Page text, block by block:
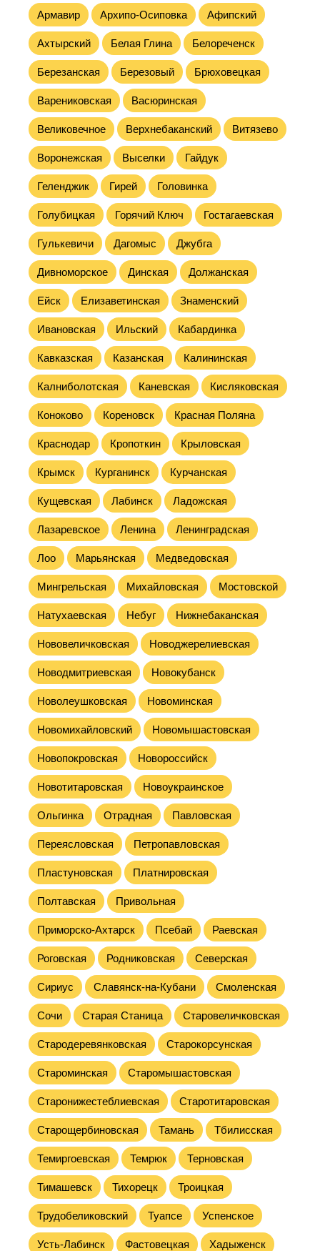
Армавир Архипо-Осиповка Афипский
Ахтырский Белая Глина Белореченск
Березанская Березовый Брюховецкая
Варениковская Васюринская
Великовечное Верхнебаканский Витязево
Воронежская Выселки Гайдук
Геленджик Гирей Головинка
Голубицкая Горячий Ключ Гостагаевская
Гулькевичи Дагомыс Джубга
Дивноморское Динская Должанская
Ейск Елизаветинская Знаменский
Ивановская Ильский Кабардинка
Кавказская Казанская Калининская
Калниболотская Каневская Кисляковская
Коноково Кореновск Красная Поляна
Краснодар Кропоткин Крыловская
Крымск Курганинск Курчанская
Кущевская Лабинск Ладожская
Лазаревское Ленина Ленинградская
Лоо Марьянская Медведовская
Мингрельская Михайловская Мостовской
Натухаевская Небуг Нижнебаканская
Нововеличковская Новоджерелиевская
Новодмитриевская Новокубанск
Новолеушковская Новоминская
Новомихайловский Новомышастовская
Новопокровская Новороссийск
Новотитаровская Новоукраинское
Ольгинка Отрадная Павловская
Переясловская Петропавловская
Пластуновская Платнировская
Полтавская Привольная
Приморско-Ахтарск Псебай Раевская
Роговская Родниковская Северская
Сириус Славянск-на-Кубани Смоленская
Сочи Старая Станица Старовеличковская
Стародеревянковская Старокорсунская
Староминская Старомышастовская
Старонижестеблиевская Старотитаровская
Старощербиновская Тамань Тбилисская
Темиргоевская Темрюк Терновская
Тимашевск Тихорецк Троицкая
Трудобеликовский Туапсе Успенское
Усть-Лабинск Фастовецкая Хадыженск